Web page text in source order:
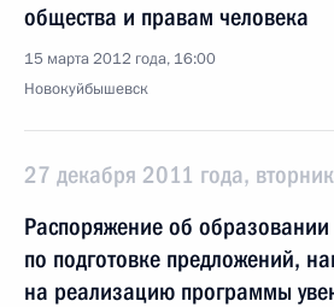
общества и правам человека
15 марта 2012 года, 16:00
Новокуйбышевск
27 декабря 2011 года, вторник
Распоряжение об
по подготовке предложений,
на реализацию программы